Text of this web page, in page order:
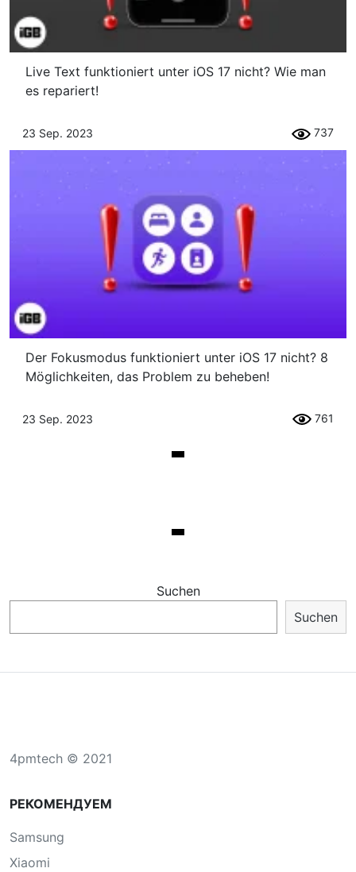
Live Text funktioniert unter iOS 17 nicht? Wie man
es repariert!
23 Sep. 2023 737
Der Fokusmodus funktioniert unter iOS 17 nicht? 8
Möglichkeiten, das Problem zu beheben!
23 Sep. 2023 761
Suchen
Suchen
4pmtech © 2021
РЕКОМЕНДУЕМ
Samsung
Xiaomi